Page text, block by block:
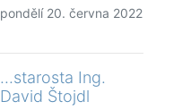
pondělí 20. června 2022
...starosta Ing.
David Štojdl